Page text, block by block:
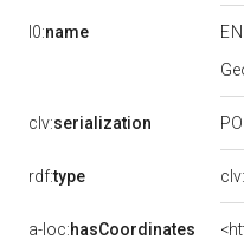
l0:name EN
clv:serialization
rdf:type
a-loc:hasCoordinates